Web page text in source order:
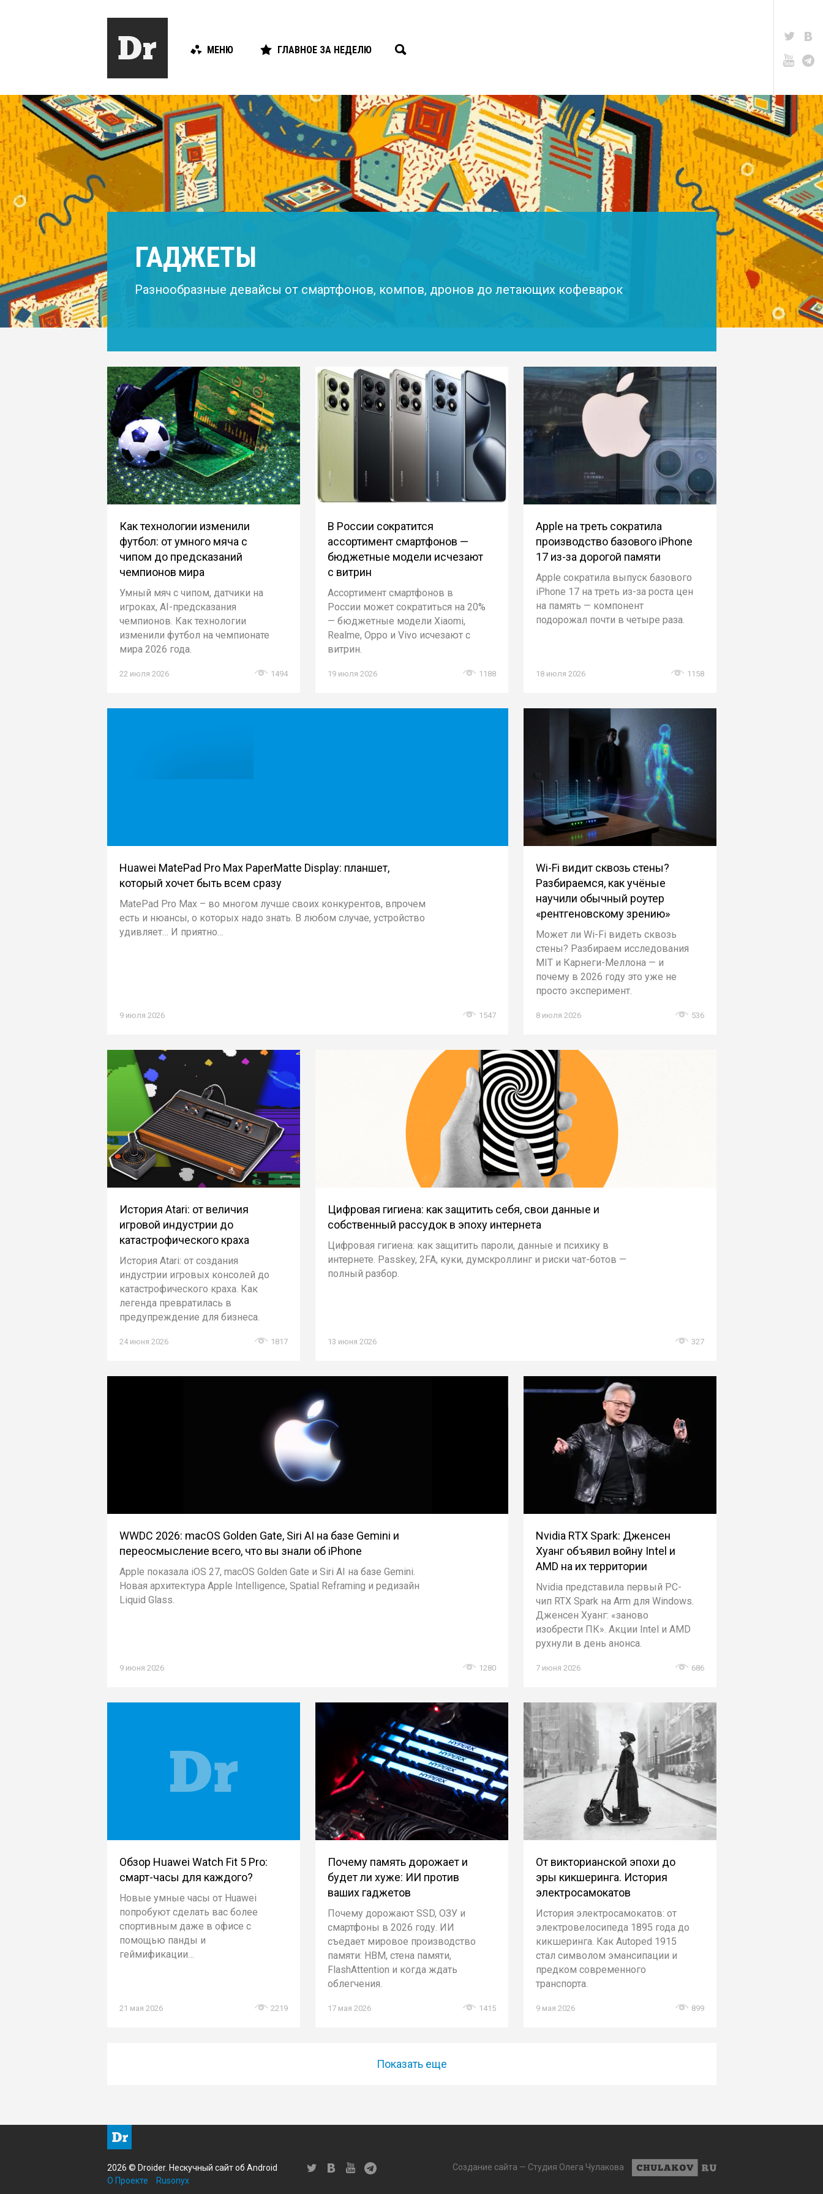
МЕНЮ ГЛАВНОЕ ЗА НЕДЕЛЮ
ГАДЖЕТЫ
Разнообразные девайсы от смартфонов, компов, дронов до летающих кофеварок
Как технологии изменили
футбол: от умного мяча с
чипом до предсказаний
чемпионов мира
Умный мяч с чипом, датчики на
игроках, AI-предсказания
чемпионов. Как технологии
изменили футбол на чемпионате
мира 2026 года.
22 июля 2026 1494
В России сократится
ассортимент смартфонов —
бюджетные модели исчезают
с витрин
Ассортимент смартфонов в
России может сократиться на 20%
— бюджетные модели Xiaomi,
Realme, Oppo и Vivo исчезают с
витрин.
19 июля 2026 1188
Apple на треть сократила
производство базового iPhone
17 из-за дорогой памяти
Apple сократила выпуск базового
iPhone 17 на треть из-за роста цен
на память — компонент
подорожал почти в четыре раза.
18 июля 2026 1158
Huawei MatePad Pro Max PaperMatte Display: планшет,
который хочет быть всем сразу
MatePad Pro Max – во многом лучше своих конкурентов, впрочем
есть и нюансы, о которых надо знать. В любом случае, устройство
удивляет… И приятно…
9 июля 2026 1547
Wi-Fi видит сквозь стены?
Разбираемся, как учёные
научили обычный роутер
«рентгеновскому зрению»
Может ли Wi-Fi видеть сквозь
стены? Разбираем исследования
MIT и Карнеги-Меллона — и
почему в 2026 году это уже не
просто эксперимент.
8 июля 2026 536
История Atari: от величия
игровой индустрии до
катастрофического краха
История Atari: от создания
индустрии игровых консолей до
катастрофического краха. Как
легенда превратилась в
предупреждение для бизнеса.
24 июня 2026 1817
Цифровая гигиена: как защитить себя, свои данные и
собственный рассудок в эпоху интернета
Цифровая гигиена: как защитить пароли, данные и психику в
интернете. Passkey, 2FA, куки, думскроллинг и риски чат-ботов —
полный разбор.
13 июня 2026 327
WWDC 2026: macOS Golden Gate, Siri AI на базе Gemini и
переосмысление всего, что вы знали об iPhone
Apple показала iOS 27, macOS Golden Gate и Siri AI на базе Gemini.
Новая архитектура Apple Intelligence, Spatial Reframing и редизайн
Liquid Glass.
9 июня 2026 1280
Nvidia RTX Spark: Дженсен
Хуанг объявил войну Intel и
AMD на их территории
Nvidia представила первый PC-
чип RTX Spark на Arm для Windows.
Дженсен Хуанг: «заново
изобрести ПК». Акции Intel и AMD
рухнули в день анонса.
7 июня 2026 686
Обзор Huawei Watch Fit 5 Pro:
смарт-часы для каждого?
Новые умные часы от Huawei
попробуют сделать вас более
спортивным даже в офисе с
помощью панды и
геймификации…
21 мая 2026 2219
Почему память дорожает и
будет ли хуже: ИИ против
ваших гаджетов
Почему дорожают SSD, ОЗУ и
смартфоны в 2026 году. ИИ
съедает мировое производство
памяти: HBM, стена памяти,
FlashAttention и когда ждать
облегчения.
17 мая 2026 1415
От викторианской эпохи до
эры кикшеринга. История
электросамокатов
История электросамокатов: от
электровелосипеда 1895 года до
кикшеринга. Как Autoped 1915
стал символом эмансипации и
предком современного
транспорта.
9 мая 2026 899
Показать еще
2026 © Droider. Нескучный сайт об Android
О Проекте
Rusonyx
Создание сайта — Студия Олега Чулакова